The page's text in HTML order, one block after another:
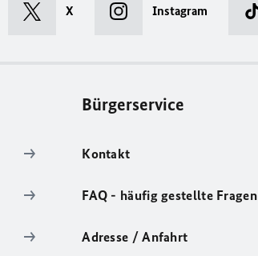
X Instagram
Bürgerservice
Kontakt
FAQ - häufig gestellte Fragen
Adresse / Anfahrt